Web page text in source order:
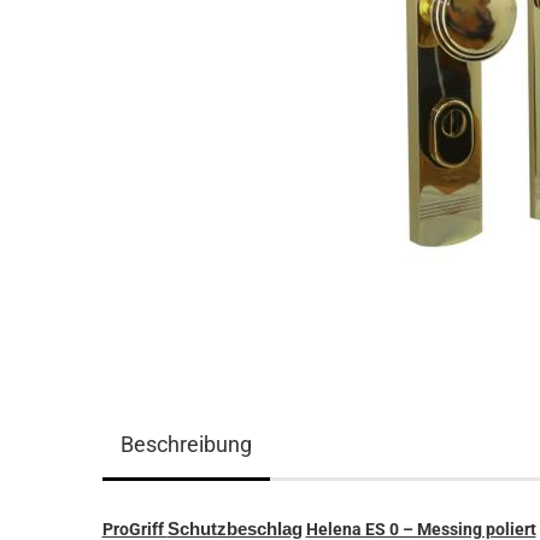
Beschreibung
ProGriffSchutzbeschlag Helena ES 0 – Messing poliert